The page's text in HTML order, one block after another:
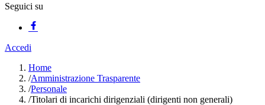
Seguici su
Accedi
Home
/Amministrazione Trasparente
/Personale
/Titolari di incarichi dirigenziali (dirigenti non generali)